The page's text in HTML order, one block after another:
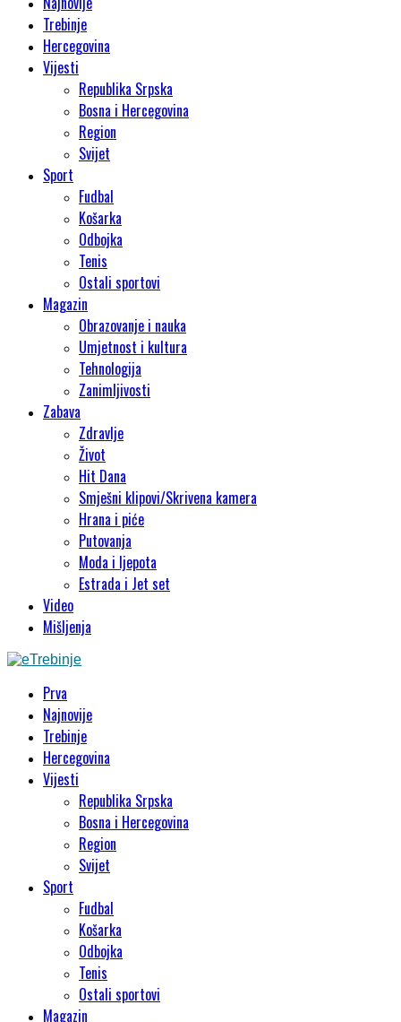
Trebinje
Hercegovina
Vijesti
Republika Srpska
Bosna i Hercegovina
Region
Svijet
Sport
Fudbal
Košarka
Odbojka
Tenis
Ostali sportovi
Magazin
Obrazovanje i nauka
Umjetnost i kultura
Tehnologija
Zanimljivosti
Zabava
Zdravlje
Život
Hit Dana
Smješni klipovi/Skrivena kamera
Hrana i piće
Putovanja
Moda i ljepota
Estrada i Jet set
Video
Mišljenja
Prva
Najnovije
Trebinje
Hercegovina
Vijesti
Republika Srpska
Bosna i Hercegovina
Region
Svijet
Sport
Fudbal
Košarka
Odbojka
Tenis
Ostali sportovi
Magazin